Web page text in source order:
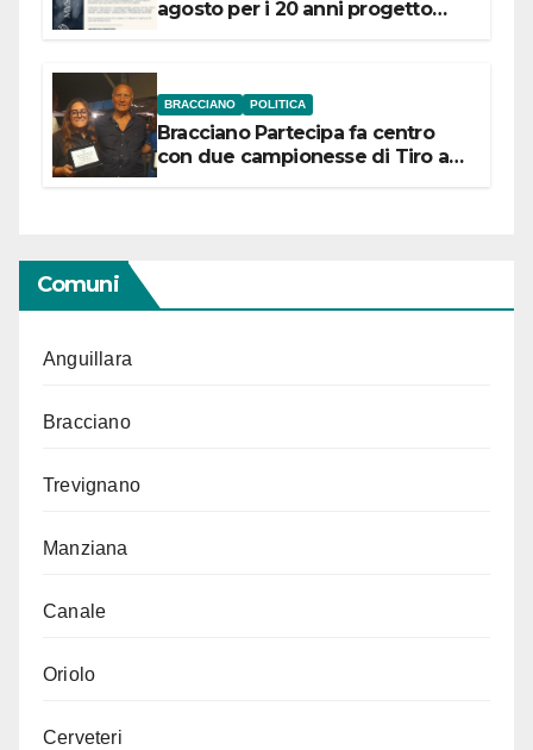
agosto per i 20 anni progetto
BRACCIANO POLITICA
Bracciano Partecipa fa centro
con due campionesse di Tiro a
Comuni
Anguillara
Bracciano
Trevignano
Manziana
Canale
Oriolo
Cerveteri